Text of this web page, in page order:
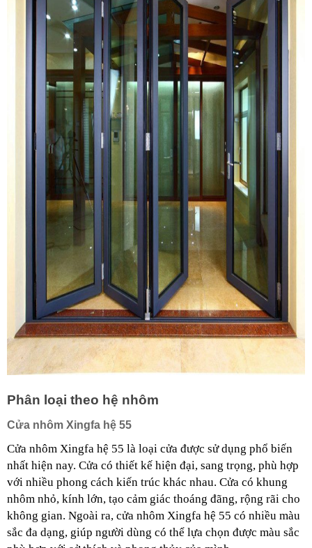
Phân loại theo hệ nhôm
Cửa nhôm Xingfa hệ 55
Cửa nhôm Xingfa hệ 55 là loại cửa được sử dụng phổ biến
nhất hiện nay. Cửa có thiết kế hiện đại, sang trọng, phù hợp
với nhiều phong cách kiến trúc khác nhau. Cửa có khung
nhôm nhỏ, kính lớn, tạo cảm giác thoáng đãng, rộng rãi cho
không gian. Ngoài ra, cửa nhôm Xingfa hệ 55 có nhiều màu
sắc đa dạng, giúp người dùng có thể lựa chọn được màu sắc